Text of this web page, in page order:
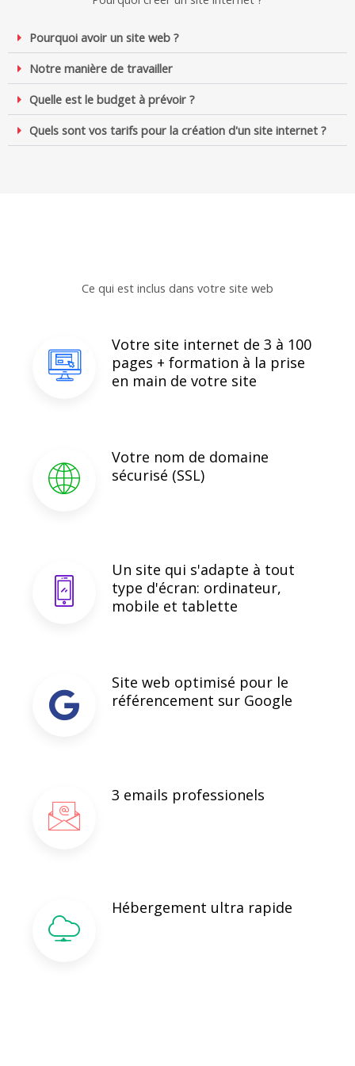
Pourquoi avoir un site web ?
Notre manière de travailler
Quelle est le budget à prévoir ?
Quels sont vos tarifs pour la création d'un site internet ?
Ce qui est inclus dans votre site web
Votre site internet de 3 à 100
pages + formation à la prise
en main de votre site
Votre nom de domaine
sécurisé (SSL)
Un site qui s'adapte à tout
type d'écran: ordinateur,
mobile et tablette
Site web optimisé pour le
référencement sur Google
3 emails professionels
Hébergement ultra rapide